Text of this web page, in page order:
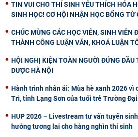
TIN VUI CHO THÍ SINH YÊU THÍCH HÓA
SINH HỌC! CƠ HỘI NHẬN HỌC BỔNG TỪ
CHÚC MỪNG CÁC HỌC VIÊN, SINH VIÊN
THÀNH CÔNG LUẬN VĂN, KHOÁ LUẬN
HỘI NGHỊ KIỆN TOÀN NGƯỜI ĐỨNG ĐẦU
DƯỢC HÀ NỘI
Hành trình nhân ái: Mùa hè xanh 2026 vì
Tri, tỉnh Lạng Sơn của tuổi trẻ Trường
HUP 2026 – Livestream tư vấn tuyển
hướng tương lai cho hàng nghìn thí sinh